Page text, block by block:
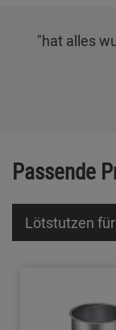
"hat alles
Passende
Lötstutzen